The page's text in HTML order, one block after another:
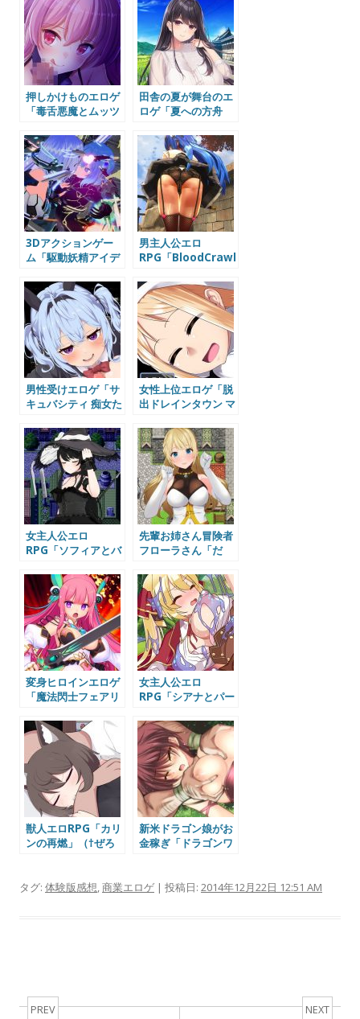
押しかけものエロゲ
「毒舌悪魔とムッツ
らし」体験版感想
田舎の夏が舞台のエ
ロゲ「夏への方舟
3Dアクションゲー
ム「駆動妖精アイデ
版感想
男主人公エロ
RPG「BloodCrawler」
感想
男性受けエロゲ「サ
キュバシティ 痴女た
ら、街に潜む淫魔を
探し出せ！」（らむ
のお部屋）体験版感
想
女性上位エロゲ「脱
出ドレインタウン マ
ルドレイン」
（PigExplorers）
体験版感想
女主人公エロ
RPG「ソフィアとバ
ズラエルの錬金場）
体験版感想
先輩お姉さん冒険者
フローラさん「だ
と冒険してからよ？
ね？」【毎日あまえ
るRPG】（ぺろろん
工房）体験版感想
変身ヒロインエロゲ
「魔法閃士フェアリ
感想
女主人公エロ
RPG「シアナとパー
イオライト）体験版
感想
獣人エロRPG「カリ
ンの再燃」（†ぜろ
新米ドラゴン娘がお
金稼ぎ「ドラゴンワ
タグ: 体験版感想 商業エロゲ | 投稿日: 2014年12月22日 12:51 AM
PREV NEXT